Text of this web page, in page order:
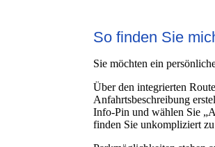
So finden Sie
Sie möchten ein
Über den integrierten
Anfahrtsbeschreibung
Info-Pin und wählen Sie
finden Sie unkompliziert